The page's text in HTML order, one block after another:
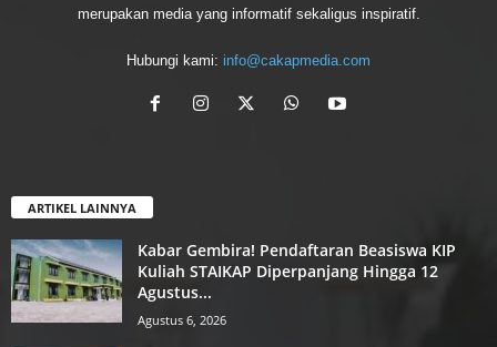
merupakan media yang informatif sekaligus inspiratif.
Hubungi kami: info@cakapmedia.com
ARTIKEL LAINNYA
Kabar Gembira! Pendaftaran Beasiswa KIP
Kuliah STAIKAP Diperpanjang Hingga 12
Agustus...
Agustus 6, 2026